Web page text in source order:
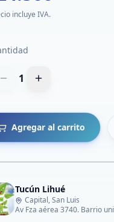
incluye IVA.
1
Agregar al carrito
Tucún Lihué
Capital, San Luis
Av Fza aérea 3740. Barrio